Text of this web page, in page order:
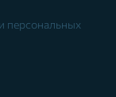
персональных